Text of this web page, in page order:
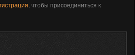
, чтобы присоединиться к